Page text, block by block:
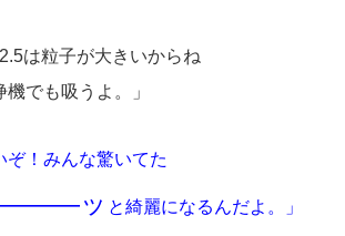
は粒子が大きいからね
でも吸うよ。」
ぞ！みんな驚いてた
ッ と綺麗になるんだよ。」